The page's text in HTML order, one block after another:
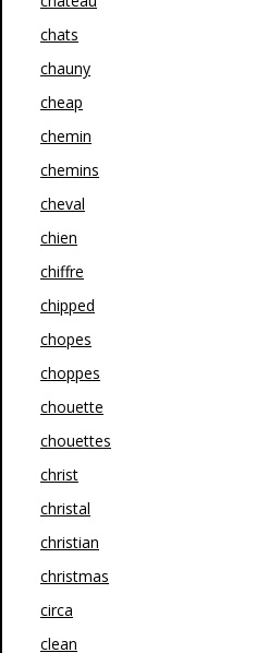
chats
chauny
cheap
chemin
chemins
cheval
chien
chiffre
chipped
chopes
choppes
chouette
chouettes
christ
christal
christian
christmas
circa
clean